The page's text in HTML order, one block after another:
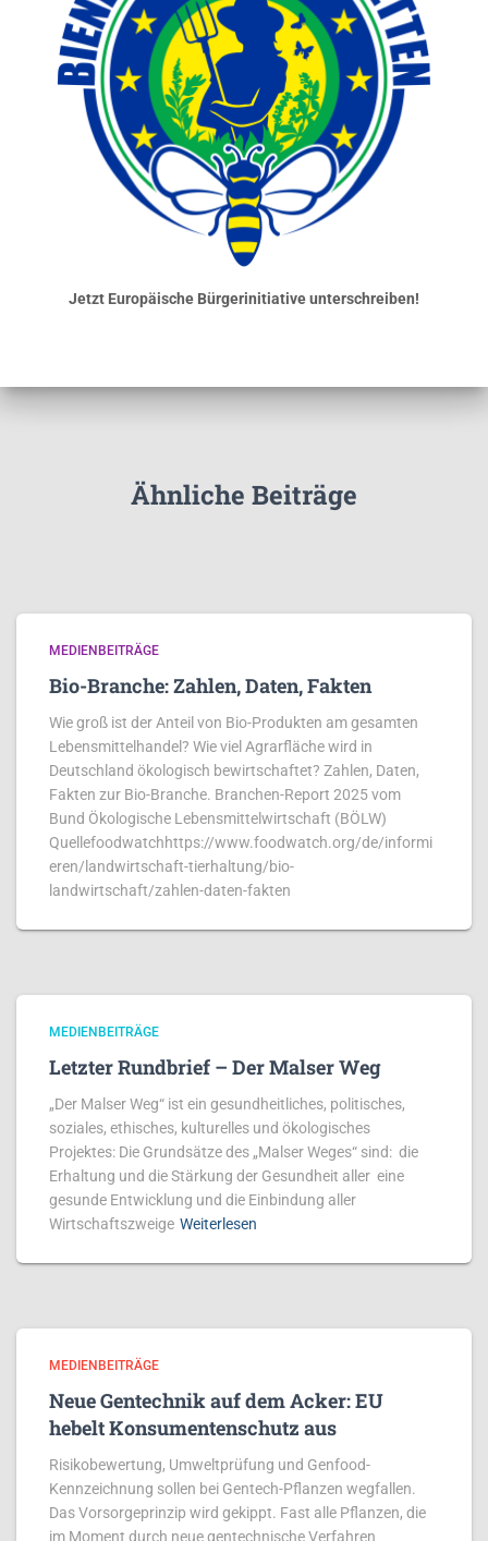
Jetzt Europäische Bürgerinitiative unterschreiben!
Ähnliche Beiträge
MEDIENBEITRÄGE
Bio-Branche: Zahlen, Daten, Fakten
Wie groß ist der Anteil von Bio-Produkten am gesamten
Lebensmittelhandel? Wie viel Agrarfläche wird in
Deutschland ökologisch bewirtschaftet? Zahlen, Daten,
Fakten zur Bio-Branche. Branchen-Report 2025 vom
Bund Ökologische Lebensmittelwirtschaft (BÖLW)
Quellefoodwatchhttps://www.foodwatch.org/de/informi
eren/landwirtschaft-tierhaltung/bio-
landwirtschaft/zahlen-daten-fakten
MEDIENBEITRÄGE
Letzter Rundbrief – Der Malser Weg
„Der Malser Weg“ ist ein gesundheitliches, politisches,
soziales, ethisches, kulturelles und ökologisches
Projektes: Die Grundsätze des „Malser Weges“ sind: die
Erhaltung und die Stärkung der Gesundheit aller eine
gesunde Entwicklung und die Einbindung aller
Wirtschaftszweige Weiterlesen
MEDIENBEITRÄGE
Neue Gentechnik auf dem Acker: EU
hebelt Konsumentenschutz aus
Risikobewertung, Umweltprüfung und Genfood-
Kennzeichnung sollen bei Gentech-Pflanzen wegfallen.
Das Vorsorgeprinzip wird gekippt. Fast alle Pflanzen, die
im Moment durch neue gentechnische Verfahren